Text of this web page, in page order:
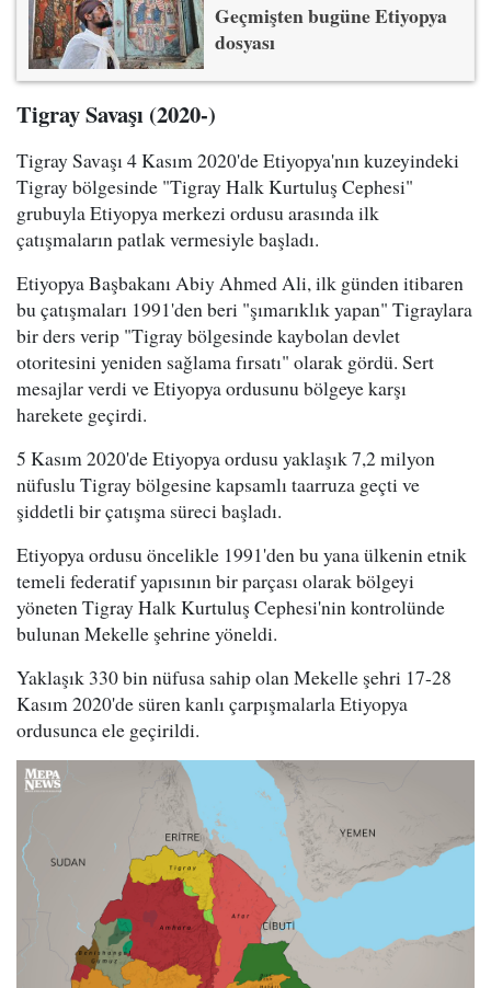
Geçmişten bugüne Etiyopya
dosyası
Tigray Savaşı (2020-)
Tigray Savaşı 4 Kasım 2020'de Etiyopya'nın kuzeyindeki
Tigray bölgesinde "Tigray Halk Kurtuluş Cephesi"
grubuyla Etiyopya merkezi ordusu arasında ilk
çatışmaların patlak vermesiyle başladı.
Etiyopya Başbakanı Abiy Ahmed Ali, ilk günden itibaren
bu çatışmaları 1991'den beri "şımarıklık yapan" Tigraylara
bir ders verip "Tigray bölgesinde kaybolan devlet
otoritesini yeniden sağlama fırsatı" olarak gördü. Sert
mesajlar verdi ve Etiyopya ordusunu bölgeye karşı
harekete geçirdi.
5 Kasım 2020'de Etiyopya ordusu yaklaşık 7,2 milyon
nüfuslu Tigray bölgesine kapsamlı taarruza geçti ve
şiddetli bir çatışma süreci başladı.
Etiyopya ordusu öncelikle 1991'den bu yana ülkenin etnik
temeli federatif yapısının bir parçası olarak bölgeyi
yöneten Tigray Halk Kurtuluş Cephesi'nin kontrolünde
bulunan Mekelle şehrine yöneldi.
Yaklaşık 330 bin nüfusa sahip olan Mekelle şehri 17-28
Kasım 2020'de süren kanlı çarpışmalarla Etiyopya
ordusunca ele geçirildi.